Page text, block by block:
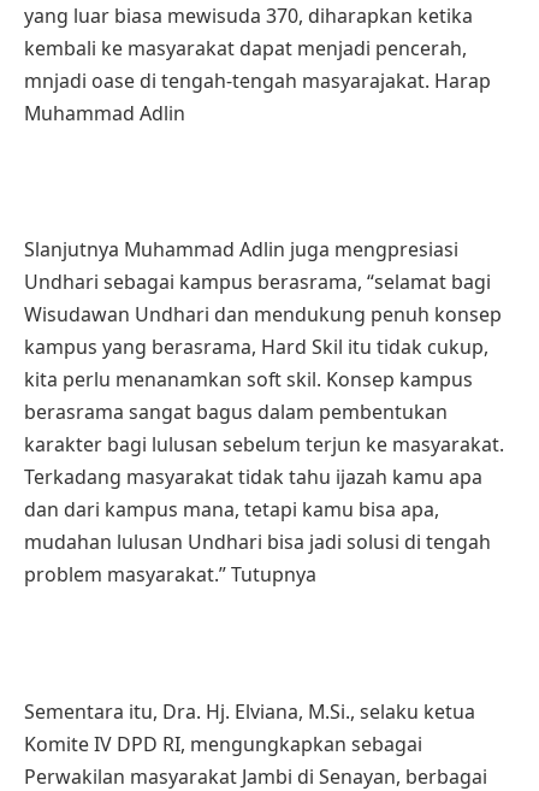
yang luar biasa mewisuda 370, diharapkan ketika
kembali ke masyarakat dapat menjadi pencerah,
mnjadi oase di tengah-tengah masyarajakat. Harap
Muhammad Adlin
Slanjutnya Muhammad Adlin juga mengpresiasi
Undhari sebagai kampus berasrama, “selamat bagi
Wisudawan Undhari dan mendukung penuh konsep
kampus yang berasrama, Hard Skil itu tidak cukup,
kita perlu menanamkan soft skil. Konsep kampus
berasrama sangat bagus dalam pembentukan
karakter bagi lulusan sebelum terjun ke masyarakat.
Terkadang masyarakat tidak tahu ijazah kamu apa
dan dari kampus mana, tetapi kamu bisa apa,
mudahan lulusan Undhari bisa jadi solusi di tengah
problem masyarakat.” Tutupnya
Sementara itu, Dra. Hj. Elviana, M.Si., selaku ketua
Komite IV DPD RI, mengungkapkan sebagai
Perwakilan masyarakat Jambi di Senayan, berbagai